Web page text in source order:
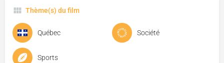
Thème(s) du film
Québec Société
Sports